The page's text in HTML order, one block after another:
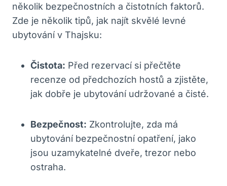
několik bezpečnostních a čistotních faktorů.
Zde je několik tipů, jak najít skvělé levné
ubytování v Thajsku:
Čistota: Před rezervací si přečtěte
recenze od předchozích hostů a zjistěte,
jak dobře je ubytování udržované a čisté.
Bezpečnost: Zkontrolujte, zda má
ubytování bezpečnostní opatření, jako
jsou uzamykatelné dveře, trezor nebo
ostraha.